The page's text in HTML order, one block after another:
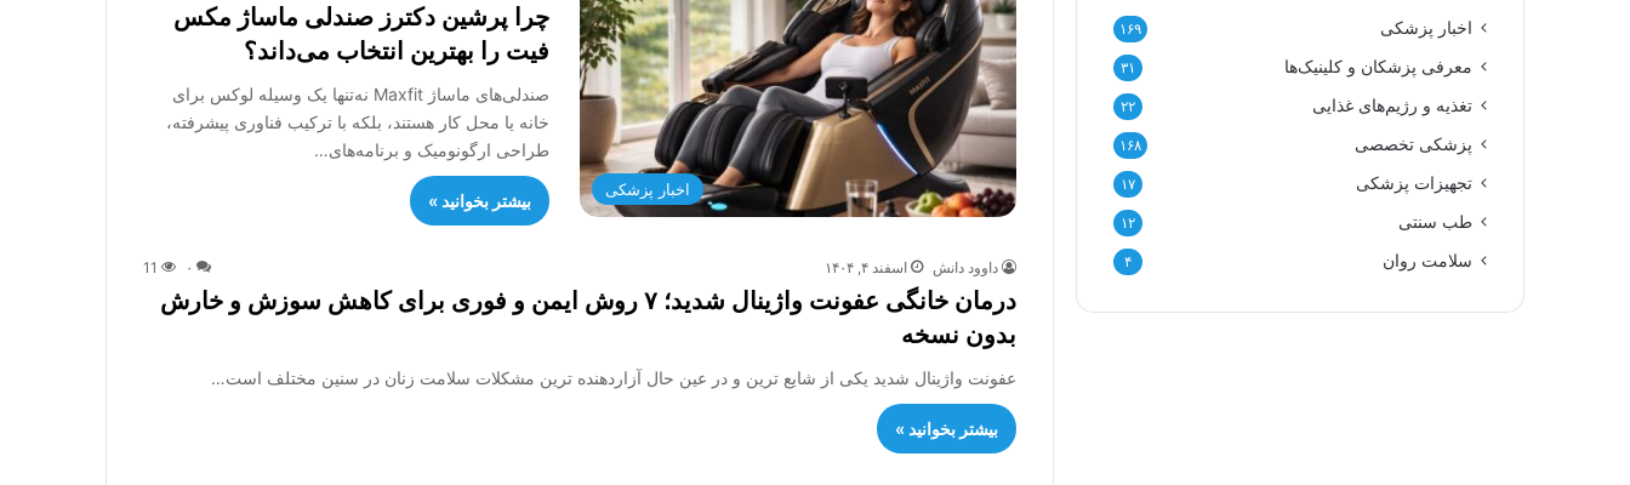
اخبار پزشکی
چرا پرشین دکترز صندلی ماساژ مکس
فیت را بهترین انتخاب می‌داند؟
صندلی‌های ماساژ Maxfit نه‌تنها یک وسیله لوکس برای
خانه یا محل کار هستند، بلکه با ترکیب فناوری پیشرفته،
طراحی ارگونومیک و برنامه‌های…
بیشتر بخوانید »
داوود دانش اسفند ۴, ۱۴۰۴ ۰ 11
درمان خانگی عفونت واژینال شدید؛ ۷ روش ایمن و فوری برای کاهش سوزش و خارش
بدون نسخه
عفونت واژینال شدید یکی از شایع ترین و در عین حال آزاردهنده ترین مشکلات سلامت زنان در سنین مختلف است…
بیشتر بخوانید »
اخبار پزشکی ۱۶۹
معرفی پزشکان و کلینیک‌ها ۳۱
تغذیه و رژیم‌های غذایی ۲۲
پزشکی تخصصی ۱۶۸
تجهیزات پزشکی ۱۷
طب سنتی ۱۲
سلامت روان ۴